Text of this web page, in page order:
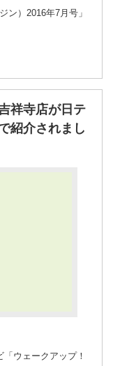
ン）2016年7月号」
祥寺店が日テ
紹介されまし
ウェークアップ！